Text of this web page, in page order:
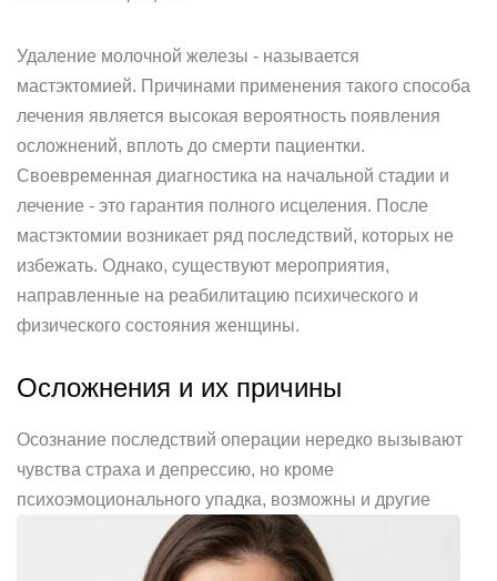
Удаление молочной железы - называется
мастэктомией. Причинами применения такого способа
лечения является высокая вероятность появления
осложнений, вплоть до смерти пациентки.
Своевременная диагностика на начальной стадии и
лечение - это гарантия полного исцеления. После
мастэктомии возникает ряд последствий, которых не
избежать. Однако, существуют мероприятия,
направленные на реабилитацию психического и
физического состояния женщины.
Осложнения и их причины
Осознание последствий операции нередко вызывают
чувства страха и депрессию, но кроме
психоэмоционального упадка, возможны и другие